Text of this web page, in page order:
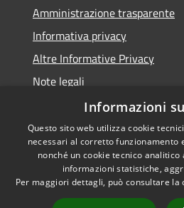
Amministrazione trasparente
Informativa privacy
Altre Informative Privacy
Note legali
Dichiarazione di accessibilità
RSS
Accessibilità
Informazioni
Questo sito web utilizza cookie
necessari al corretto funzionamento
nonché un cookie tecnico
informazioni statistiche,
Per maggiori dettagli, può consultare la